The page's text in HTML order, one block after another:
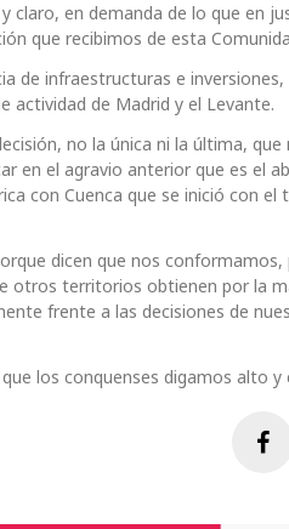
claro, en demanda de lo que en
que recibimos de esta
de infraestructuras e
actividad de Madrid y el Levante.
no la única ni la última,
en el agravio anterior que es el
con Cuenca que se inició con el
dicen que nos conformamos,
otros territorios obtienen por la
frente a las decisiones de
los conquenses digamos alto